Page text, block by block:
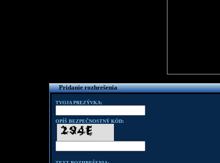
Pridanie rozhrešenia
TVOJA PREZÝVKA:
OPÍŠ BEZPEČNOSTNÝ KÓD: